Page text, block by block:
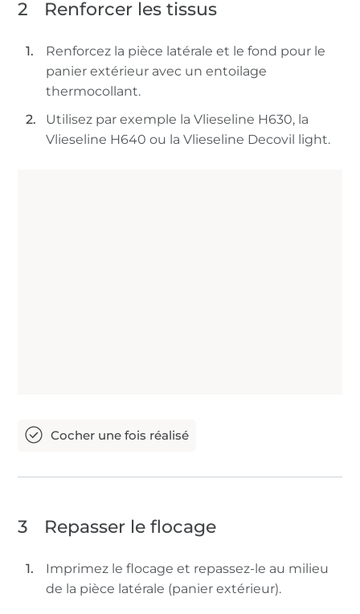
2 Renforcer les tissus
Renforcez la pièce latérale et le fond pour le
panier extérieur avec un entoilage
thermocollant.
Utilisez par exemple la Vlieseline H630, la
Vlieseline H640 ou la Vlieseline Decovil light.
3 Repasser le flocage
Imprimez le flocage et repassez-le au milieu
de la pièce latérale (panier extérieur).